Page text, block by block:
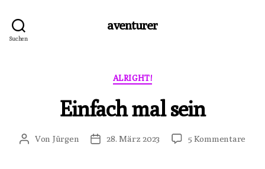
Suchen
aventurer
Kategorien
ALRIGHT!
Einfach mal sein
Beitragsautor
Von Jürgen Veröffentlichungsdatum
28. März 2023 5 Kommentare